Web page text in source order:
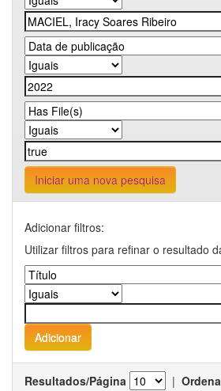
Iniciar uma nova pesquisa
Adicionar filtros:
Utilizar filtros para refinar o resultado
Resultados/Página |